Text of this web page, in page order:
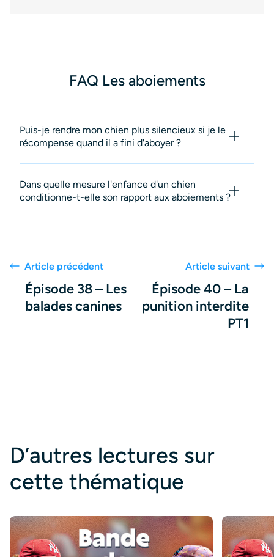
FAQ Les aboiements
Puis-je rendre mon chien plus silencieux si je le
récompense quand il a fini d'aboyer ?
Dans quelle mesure l'enfance d'un chien
conditionne-t-elle son rapport aux aboiements ?
Article précédent
Épisode 38 – Les
balades canines
Article suivant
Épisode 40 – La
punition interdite
PT1
D’autres lectures sur
cette thématique